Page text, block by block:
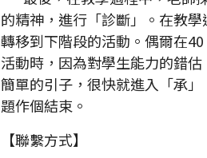
的精神，進行「診斷」。在教
轉移到下階段的活動。偶爾在
活動時，因為對學生能力的錯
簡單的引子，很快就進入「承
題作個結束。
【聯繫方式】